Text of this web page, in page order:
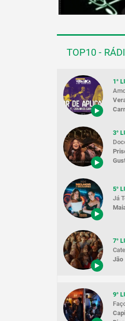
TOP10 -
1°
3°
5°
Já
7°
Jão
9°